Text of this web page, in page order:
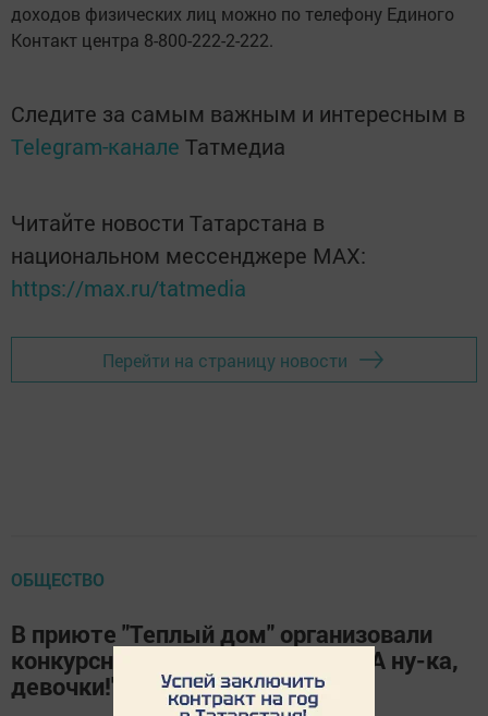
доходов физических лиц можно по телефону Единого
Контакт центра 8-800-222-2-222.
Следите за самым важным и интересным в
Telegram-канале Татмедиа
Читайте новости Татарстана в
национальном мессенджере MАХ:
https://max.ru/tatmedia
Перейти на страницу новости
ОБЩЕСТВО
В приюте "Теплый дом" организовали
конкурсно-игровую программу "А ну-ка,
девочки!"